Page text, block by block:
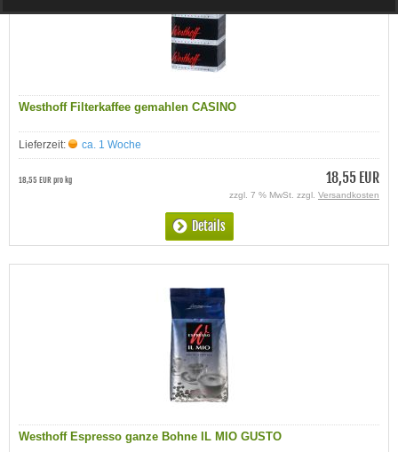
Westhoff Filterkaffee gemahlen CASINO
Lieferzeit: ca. 1 Woche
18,55 EUR
18,55 EUR pro kg
zzgl. 7 % MwSt. zzgl. Versandkosten
Details
Westhoff Espresso ganze Bohne IL MIO GUSTO